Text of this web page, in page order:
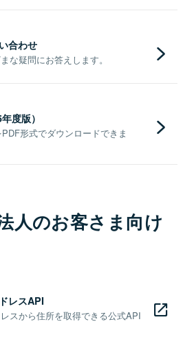
合わせ
な疑問にお答えします。
度版）
形式でダウンロードできま
人のお客さま向け
レスAPI
スから住所を取得できる公式API